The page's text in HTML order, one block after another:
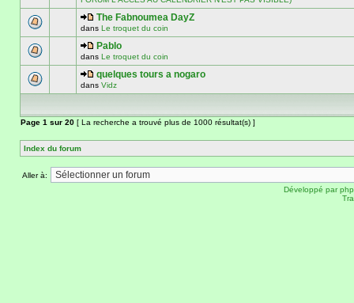
The Fabnoumea DayZ
dans Le troquet du coin
Pablo
dans Le troquet du coin
quelques tours a nogaro
dans Vidz
Page 1 sur 20 [ La recherche a trouvé plus de 1000 résultat(s) ]
Index du forum
Aller à:
Développé par